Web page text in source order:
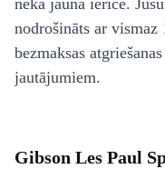
nekā jauna ierīce.
nodrošināts ar vismaz
bezmaksas
jautājumiem.
Gibson Les Paul